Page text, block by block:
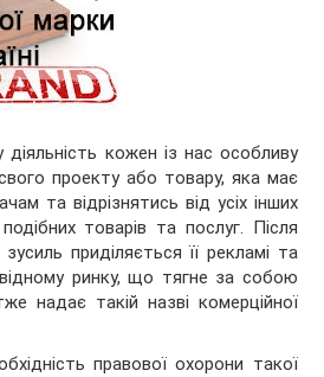
кожен із нас особливу
свого проекту або товару, яка має
та відрізнятись від усіх інших
товарів та послуг. Після
приділяється її рекламі та
ринку, що тягне за собою
надає такій назві комерційної
правової охорони такої